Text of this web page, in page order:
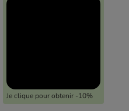
Je clique pour obtenir -10%